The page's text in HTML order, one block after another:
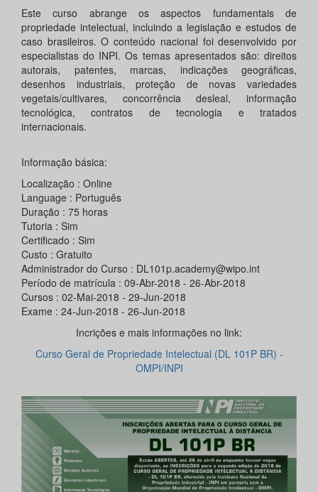
Este curso abrange os aspectos fundamentais de
propriedade intelectual, incluindo a legislação e estudos de
caso brasileiros. O conteúdo nacional foi desenvolvido por
especialistas do INPI. Os temas apresentados são: direitos
autorais, patentes, marcas, indicações geográficas,
desenhos industriais, proteção de novas variedades
vegetais/cultivares, concorrência desleal, informação
tecnológica, contratos de tecnologia e tratados
internacionais.
Informação básica:
Localização : Online
Language : Português
Duração : 75 horas
Tutoria : Sim
Certificado : Sim
Custo : Gratuito
Administrador do Curso : DL101p.academy@wipo.int
Período de matrícula : 09-Abr-2018 - 26-Abr-2018
Cursos : 02-Mai-2018 - 29-Jun-2018
Exame : 24-Jun-2018 - 26-Jun-2018
Incrições e mais informações no link:
Curso Geral de Propriedade Intelectual (DL 101P BR) -
OMPI/INPI